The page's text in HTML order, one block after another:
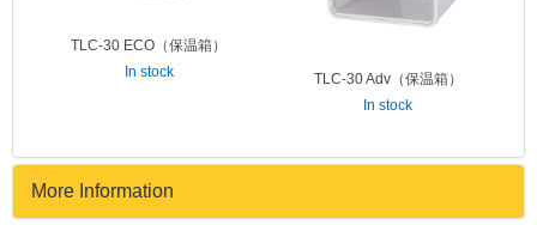
TLC-30 ECO（保温箱）
In stock
TLC-30 Adv（保温箱）
In stock
More Information